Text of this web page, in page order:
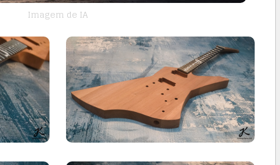
Imagem de IA